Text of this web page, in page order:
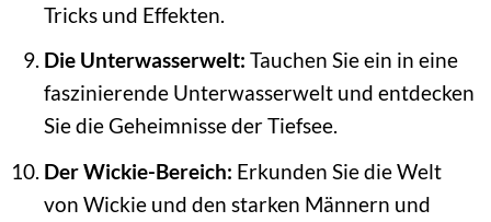
Tricks und Effekten.
Die Unterwasserwelt: Tauchen Sie ein in eine
faszinierende Unterwasserwelt und entdecken
Sie die Geheimnisse der Tiefsee.
Der Wickie-Bereich: Erkunden Sie die Welt
von Wickie und den starken Männern und